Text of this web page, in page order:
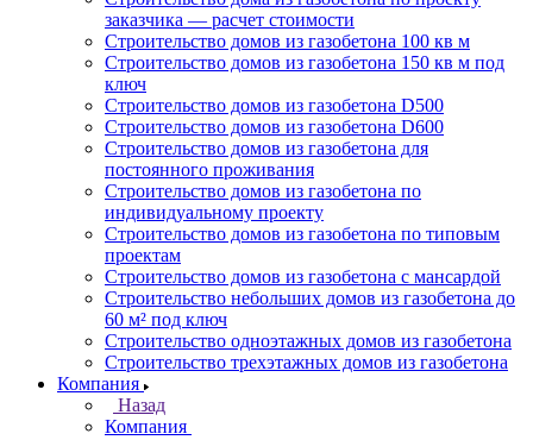
заказчика — расчет стоимости
Строительство домов из газобетона 100 кв м
Строительство домов из газобетона 150 кв м под
ключ
Строительство домов из газобетона D500
Строительство домов из газобетона D600
Строительство домов из газобетона для
постоянного проживания
Строительство домов из газобетона по
индивидуальному проекту
Строительство домов из газобетона по типовым
проектам
Строительство домов из газобетона с мансардой
Строительство небольших домов из газобетона до
60 м² под ключ
Строительство одноэтажных домов из газобетона
Строительство трехэтажных домов из газобетона
Компания
Назад
Компания